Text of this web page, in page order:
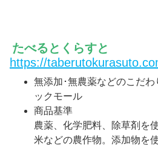
たべるとくらすと
https://
無添加･無農薬などのこだ
ックモール
商品基準
農薬、化学肥料、除草剤を
米などの農作物。添加物を